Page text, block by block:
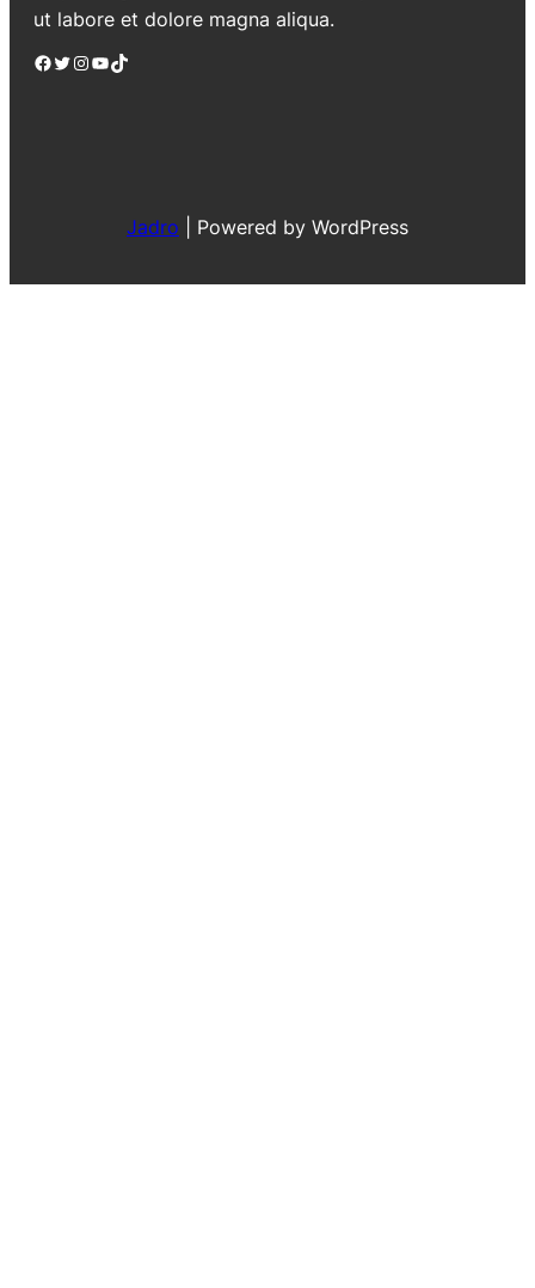
ut labore et dolore magna aliqua.
Facebook Twitter Instagram YouTube TikTok
Jadro Powered by WordPress